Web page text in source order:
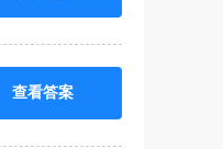
查看答案